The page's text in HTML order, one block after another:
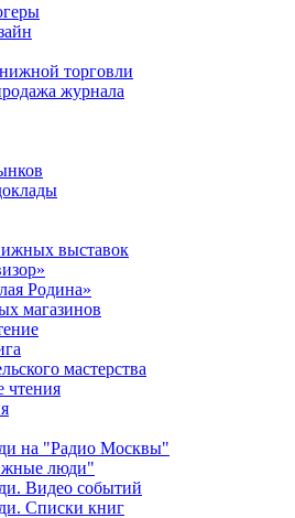
торговли
журнала
выставок
Родина»
магазинов
мастерства
чтения
на "Радио Москвы"
люди"
Видео событий
Списки книг